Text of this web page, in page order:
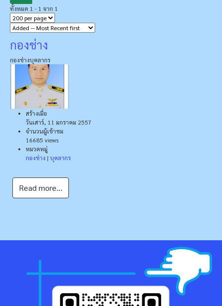
ทั้งหมด 1 - 1 จาก 1
กองช่าง
กองช่างบุคลากร
สร้างเมื่อ
วันเสาร์, 11 มกราคม 2557
จำนวนผู้เข้าชม
16685 views
หมวดหมู่
กองช่าง | บุคลากร
Read more...